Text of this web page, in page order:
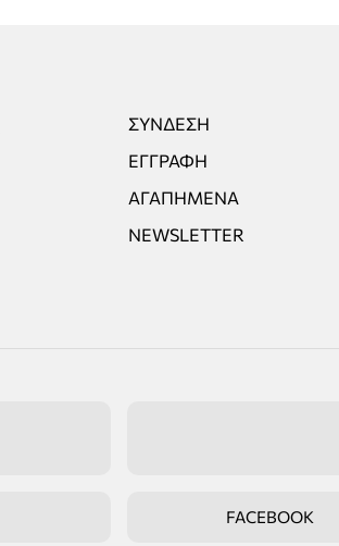
ΣΎΝΔΕΣΗ
ΕΓΓΡΑΦΉ
ΑΓΑΠΗΜΈΝΑ
NEWSLETTER
FACEBOOK